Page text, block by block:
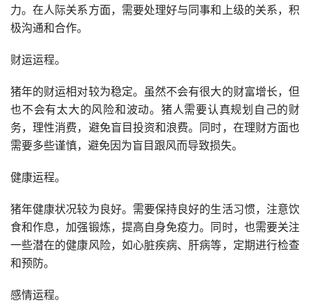
力。在人际关系方面，需要处理好与同事和上级的关系，积
极沟通和合作。
财运运程。
猪年的财运相对较为稳定。虽然不会有很大的财富增长，但
也不会有太大的风险和波动。猪人需要认真规划自己的财
务，理性消费，避免盲目投资和浪费。同时，在理财方面也
需要多些谨慎，避免因为盲目跟风而导致损失。
健康运程。
猪年健康状况较为良好。需要保持良好的生活习惯，注意饮
食和作息，加强锻炼，提高自身免疫力。同时，也需要关注
一些潜在的健康风险，如心脏疾病、肝病等，定期进行检查
和预防。
感情运程。